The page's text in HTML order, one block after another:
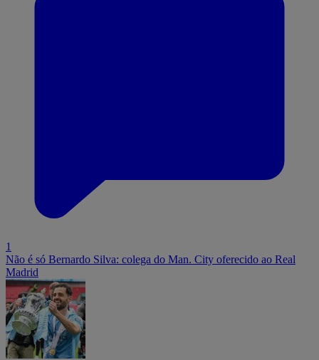
1
Não é só Bernardo Silva: colega do Man. City oferecido ao Real
Madrid